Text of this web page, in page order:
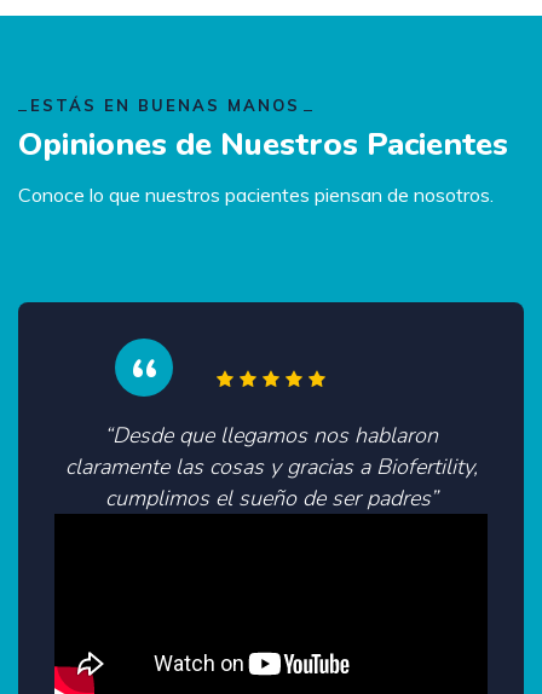
ESTÁS EN BUENAS MANOS
Opiniones de Nuestros Pacientes
Conoce lo que nuestros pacientes piensan de nosotros.
“Desde que llegamos nos hablaron
claramente las cosas y gracias a Biofertility,
cumplimos el sueño de ser padres”